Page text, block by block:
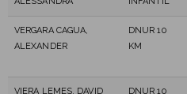
VERGARA CAGUA,
ALEXANDER
DNUR 10
KM
VIERA LEMES, DAVID
DNUR 10